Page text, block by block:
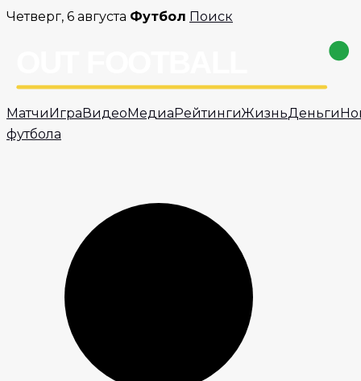
Перейти
Четверг, 6 августа Футбол Поиск
Матчи Игра Видео Медиа РейтингиЖизньДеньги
футбола